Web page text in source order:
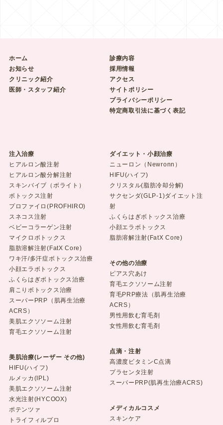
ホーム
お知らせ
クリニック紹介
医師・スタッフ紹介
診療内容
採用情報
アクセス
サイトポリシー
プライバシーポリシー
特定商取引法に基づく表記
注入治療
ヒアルロン酸注射
ヒアルロン酸分解注射
スキンバイブ（ボライト）
ボトックス注射
プロファイロ(PROFHIRO)
スネコス注射
ベビーコラーゲン注射
マイクロボトックス
脂肪溶解注射(FatX Core)
ワキ汗/多汗症ボトックス治療
小顔エラボトックス
ふくらはぎボトックス治療
肩こりボトックス治療
スーパーPRP（肌再生治療
ACRS）
美肌エクソソーム注射
育毛エクソソーム注射
美肌治療(レーザー その他)
HIFU(ハイフ)
ルメッカ(IPL)
美肌エクソソーム注射
水光注射(HYCOOX)
ポテンツァ
トライフィルプロ
ダイエット・小顔治療
ニューロン（Newronn）
HIFU(ハイフ)
クリスタル(脂肪冷却分解)
サクセンダ(GLP-1)ダイエット注
射
ふくらはぎボトックス治療
小顔エラボトックス
脂肪溶解注射(FatX Core)
その他の治療
ピアス穴あけ
育毛エクソソーム注射
育毛PRP療法（肌再生治療
ACRS）
男性用飲む育毛剤
女性用飲む育毛剤
点滴・注射
高濃度ビタミンC点滴
プラセンタ注射
スーパーPRP(肌再生治療ACRS)
メディカルコスメ
スキンケア